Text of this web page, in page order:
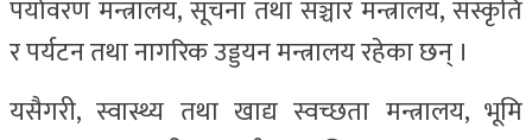
पर्यावरण मन्त्रालय, सूचना तथा सञ्चार मन्त्रालय, संस्कृति
र पर्यटन तथा नागरिक उड्डयन मन्त्रालय रहेका छन् ।
यसैगरी, स्वास्थ्य तथा खाद्य स्वच्छता मन्त्रालय, भूमि